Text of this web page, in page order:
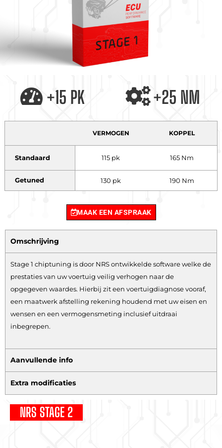
+15 PK +25 NM
VERMOGEN KOPPEL
Standaard 115 pk 165 Nm
Getuned 130 pk 190 Nm
MAAK EEN AFSPRAAK
Omschrijving
Stage 1 chiptuning is door NRS ontwikkelde software welke de
prestaties van uw voertuig veilig verhogen naar de
opgegeven waardes. Hierbij zit een voertuigdiagnose vooraf,
een maatwerk afstelling rekening houdend met uw eisen en
wensen en een vermogensmeting inclusief uitdraai
inbegrepen.
Aanvullende info
Extra modificaties
NRS STAGE 2